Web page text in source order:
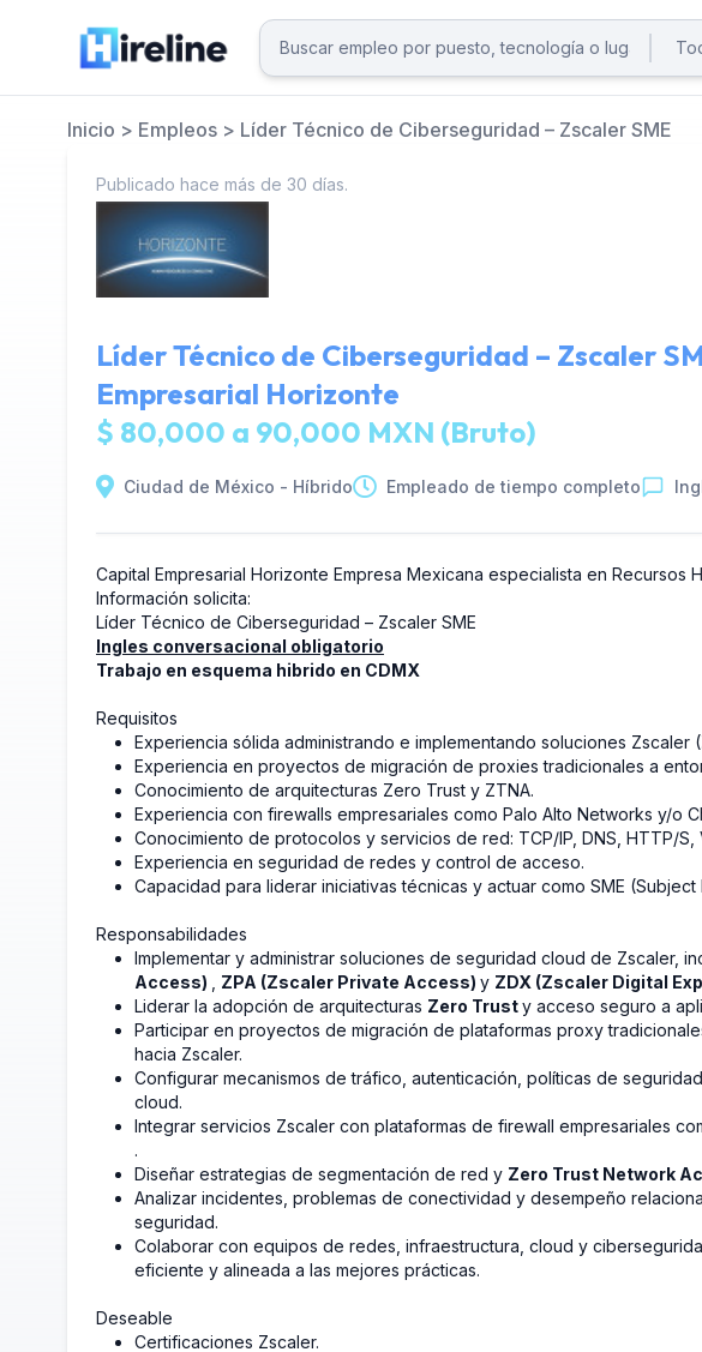
Inicio > Empleos > Líder Técnico de Ciberseguridad – Zscaler SME
Publicado hace más de 30 días.
Líder Técnico de Ciberseguridad – Zscaler
Empresarial Horizonte
$ 80,000 a 90,000 MXN (Bruto)
Ciudad de México - Híbrido Empleado de tiempo completo
Capital Empresarial Horizonte Empresa Mexicana especialista en Recursos
Información solicita:
Líder Técnico de Ciberseguridad – Zscaler SME
Ingles conversacional obligatorio
Trabajo en esquema hibrido en CDMX
Requisitos
Experiencia sólida administrando e implementando soluciones Zscaler
Experiencia en proyectos de migración de proxies tradicionales a
Conocimiento de arquitecturas Zero Trust y ZTNA.
Experiencia con firewalls empresariales como Palo Alto Networks y/o
Conocimiento de protocolos y servicios de red: TCP/IP, DNS, HTTP/S,
Experiencia en seguridad de redes y control de acceso.
Capacidad para liderar iniciativas técnicas y actuar como SME (Subject
Responsabilidades
Implementar y administrar soluciones de seguridad cloud de Zscaler,
Access)
ZPA (Zscaler Private Access) y ZDX (Zscaler Digital
Liderar la adopción de arquitecturas Zero Trusty acceso seguro a
Participar en proyectos de migración de plataformas proxy
hacia Zscaler.
Configurar mecanismos de tráfico, autenticación, políticas de
cloud.
Integrar servicios Zscaler con plataformas de firewall empresariales
.
Diseñar estrategias de segmentación de red y Zero Trust Network
Analizar incidentes, problemas de conectividad y desempeño
seguridad.
Colaborar con equipos de redes, infraestructura, cloud y
eficiente y alineada a las mejores prácticas.
Deseable
Certificaciones Zscaler.